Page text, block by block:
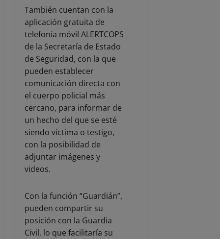
También cuentan con la
aplicación gratuita de
telefonía móvil ALERTCOPS
de la Secretaría de Estado
de Seguridad, con la que
pueden establecer
comunicación directa con
el cuerpo policial más
cercano, para informar de
un hecho del que se esté
siendo víctima o testigo,
con la posibilidad de
adjuntar imágenes y
videos.
Con la función “Guardián”,
pueden compartir su
posición con la Guardia
Civil, lo que facilitaría su